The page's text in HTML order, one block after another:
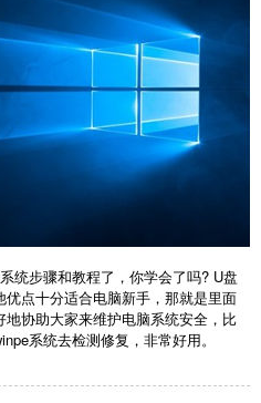
统步骤和教程了，你学会了吗? U盘
点十分适合电脑新手，那就是里面
协助大家来维护电脑系统安全，比
系统去检测修复，非常好用。